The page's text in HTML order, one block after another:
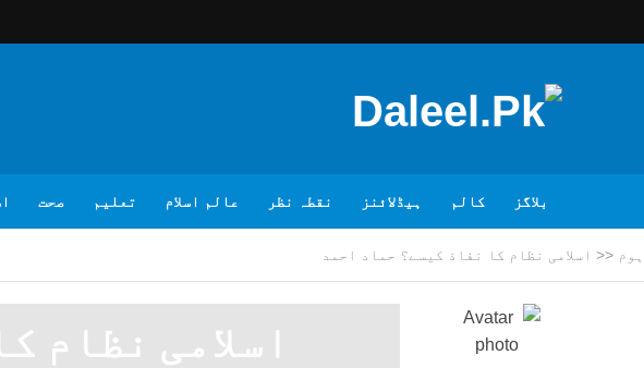
بلاگز کالم ہیڈلائنز نقطہ نظر عالم اسلام تعلیم صحت
ہوم << اسلامی نظام کا نفاذ کیسے؟ حماد احمد
اسلامی نظام